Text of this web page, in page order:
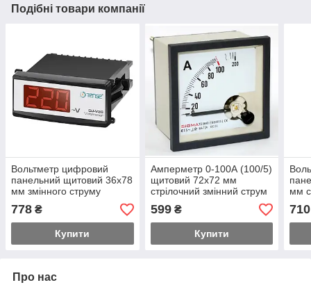
Подібні товари компанії
Вольтметр цифровий
панельний щитовий 36х78
мм змінного струму
778 ₴
Купити
Амперметр 0-100А (100/5)
щитовий 72х72 мм
стрілочний змінний струм
599₴
Купити
мм
710
Про нас